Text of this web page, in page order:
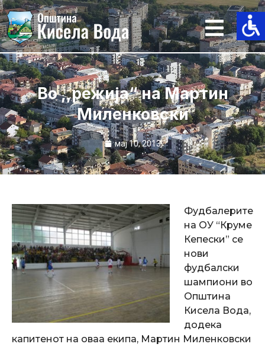
Skip
to
content
Во ,,режија“ на Мартин
Миленковски
мај 10, 2013
Фудбалерите
на ОУ “Круме
Кепески” се
нови
фудбалски
шампиони во
Општина
Кисела Вода,
додека
капитенот на оваа екипа, Мартин Миленковски